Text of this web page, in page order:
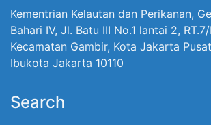
Kementrian Kelautan dan Perikanan,
Bahari IV, Jl. Batu III No.1 lantai 2, RT.7/
Kecamatan Gambir, Kota Jakarta
Ibukota Jakarta 10110
Search